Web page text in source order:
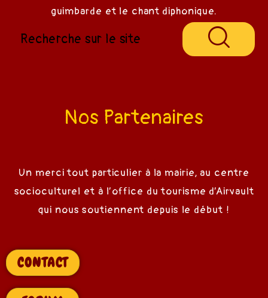
guimbarde et le chant diphonique.
Nos Partenaires
Un merci tout particulier à la mairie, au centre
socioculturel et à l’office du tourisme d’Airvault
qui nous soutiennent depuis le début !
CONTACT